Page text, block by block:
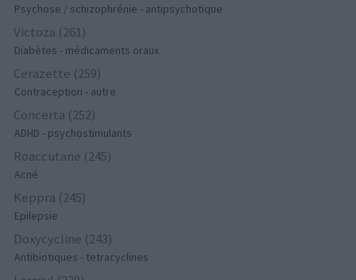
Psychose / schizophrénie - antipsychotique
Victoza (261)
Diabètes - médicaments oraux
Cerazette (259)
Contraception - autre
Concerta (252)
ADHD - psychostimulants
Roaccutane (245)
Acné
Keppra (245)
Epilepsie
Doxycycline (243)
Antibiotiques - tetracyclines